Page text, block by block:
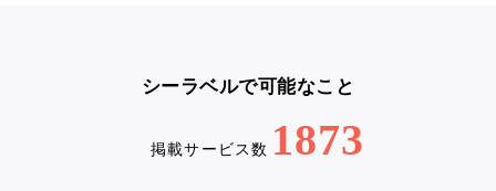
シーラベルで可能なこと
掲載サービス数 1873